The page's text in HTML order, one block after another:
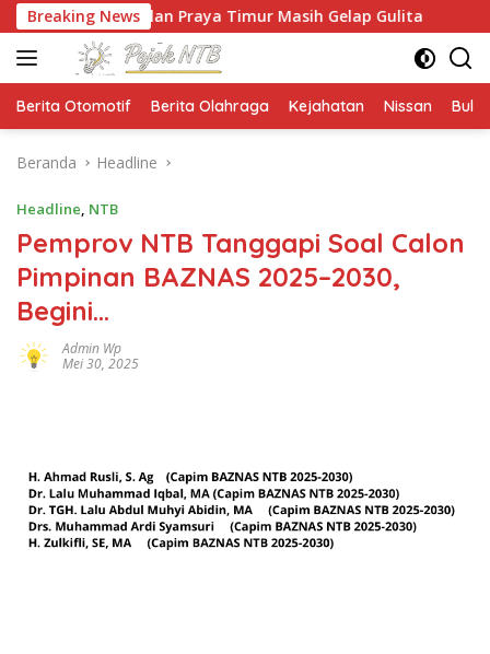
Langsung
ke
konten
Breaking News
Praya Timur Masih Gelap Gulita Ketua HMPS
Berita Otomotif Berita Olahraga Kejahatan Nissan
Beranda Headline
Headline, NTB
Pemprov NTB Tanggapi Soal Calon
Pimpinan BAZNAS 2025–2030,
Begini…
Admin Wp
Mei 30, 2025